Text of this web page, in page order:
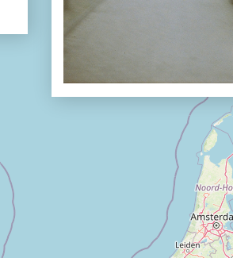
Afleveringen
Bounding Boxes
Ambiance, ambiance, ambiance